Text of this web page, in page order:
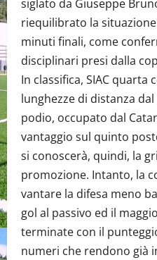
siglato da Giuseppe
riequilibrato la
minuti finali, come
disciplinari presi dalla
In classifica, SIAC quarta
lunghezze di distanza
podio, occupato dal
vantaggio sul quinto
si conoscerà, quindi, la
promozione. Intanto, la
vantare la difesa meno
gol al passivo ed il
terminate con il
numeri che rendono già